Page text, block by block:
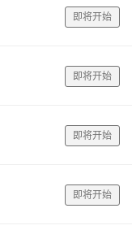
即将开始
即将开始
即将开始
即将开始